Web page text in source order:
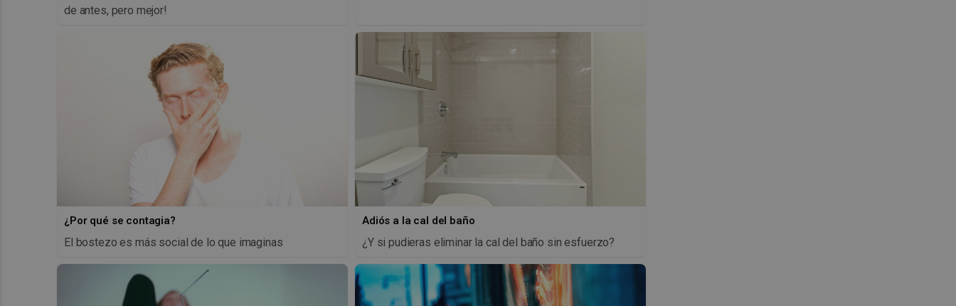
de antes, pero mejor!
¿Por qué se contagia?
El bostezo es más social de lo que imaginas
Adiós a la cal del baño
¿Y si pudieras eliminar la cal del baño sin esfuerzo?